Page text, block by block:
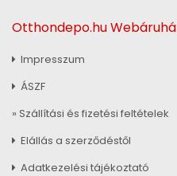
Otthondepo.hu
Impresszum
ÁSZF
» Szállítási és fizetési feltételek
Elállás a szerződéstől
Adatkezelési tájékoztató